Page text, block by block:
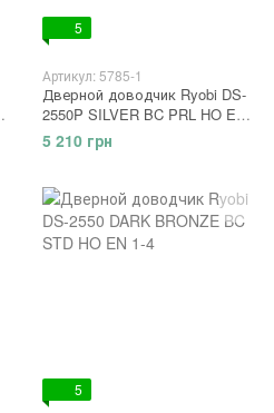
5
Артикул: 5785-1
Дверной доводчик Ryobi DS-
2550P SILVER BC PRL HO EN
1-3
5 210 грн
5